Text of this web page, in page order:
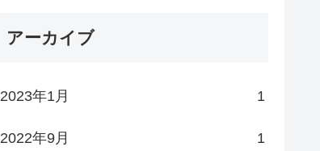
アーカイブ
2023年1月 1
2022年9月 1